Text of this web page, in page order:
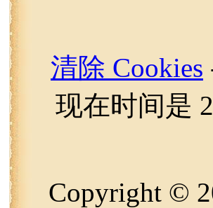
清除 Cookies
现在时间是
Copyright ©